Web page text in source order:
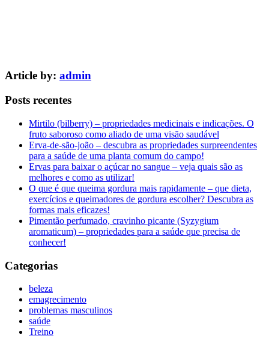
Article by: admin
Posts recentes
Mirtilo (bilberry) – propriedades medicinais e indicações. O
fruto saboroso como aliado de uma visão saudável
Erva-de-são-joão – descubra as propriedades surpreendentes
para a saúde de uma planta comum do campo!
Ervas para baixar o açúcar no sangue – veja quais são as
melhores e como as utilizar!
O que é que queima gordura mais rapidamente – que dieta,
exercícios e queimadores de gordura escolher? Descubra as
formas mais eficazes!
Pimentão perfumado, cravinho picante (Syzygium
aromaticum) – propriedades para a saúde que precisa de
conhecer!
Categorias
beleza
emagrecimento
problemas masculinos
saúde
Treino